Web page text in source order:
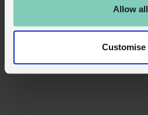
Allow all
Customise